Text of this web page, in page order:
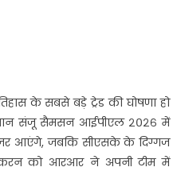
के सबसे बड़े ट्रेड की घोषणा हो
संजू सैमसन आईपीएल २०२६ में
आएंगे, जबकि सीएसके के दिग्गज
को आरआर ने अपनी टीम में